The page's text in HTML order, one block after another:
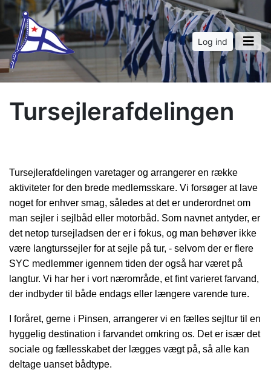
Log ind
Tursejlerafdelingen
Tursejlerafdelingen varetager og arrangerer en række
aktiviteter for den brede medlemsskare. Vi forsøger at lave
noget for enhver smag, således at det er underordnet om
man sejler i sejlbåd eller motorbåd. Som navnet antyder, er
det netop tursejladsen der er i fokus, og man behøver ikke
være langturssejler for at sejle på tur, - selvom der er flere
SYC medlemmer igennem tiden der også har været på
langtur. Vi har her i vort nærområde, et fint varieret farvand,
der indbyder til både endags eller længere varende ture.
I foråret, gerne i Pinsen, arrangerer vi en fælles sejltur til en
hyggelig destination i farvandet omkring os. Det er især det
sociale og fællesskabet der lægges vægt på, så alle kan
deltage uanset bådtype.